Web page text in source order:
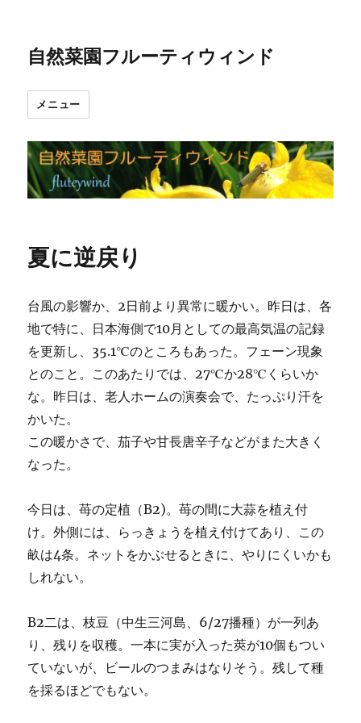
自然菜園フルーティウィンド
メニュー
夏に逆戻り
台風の影響か、2日前より異常に暖かい。昨日は、各
地で特に、日本海側で10月としての最高気温の記録
を更新し、35.1℃のところもあった。フェーン現象
とのこと。このあたりでは、27℃か28℃くらいか
な。昨日は、老人ホームの演奏会で、たっぷり汗を
かいた。
この暖かさで、茄子や甘長唐辛子などがまた大きく
なった。
今日は、苺の定植（B2)。苺の間に大蒜を植え付
け。外側には、らっきょうを植え付けてあり、この
畝は4条。ネットをかぶせるときに、やりにくいかも
しれない。
B2二は、枝豆（中生三河島、6/27播種）が一列あ
り、残りを収穫。一本に実が入った莢が10個もつい
ていないが、ビールのつまみはなりそう。残して種
を採るほどでもない。